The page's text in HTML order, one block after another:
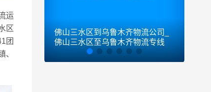
运
区
团
、
佛山三水区到乌鲁木齐物流公司_
佛山三水区至乌鲁木齐物流专线